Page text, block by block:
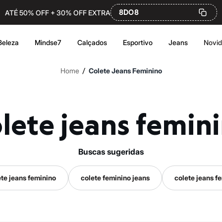
ATÉ 50% OFF + 30% OFF EXTRA 8DO8
Mindse7 Calçados Esportivo Jeans
Home / Colete Jeans Feminino
jeans
buscas sugeridas
jeans feminino colete feminino jeans colete jeans